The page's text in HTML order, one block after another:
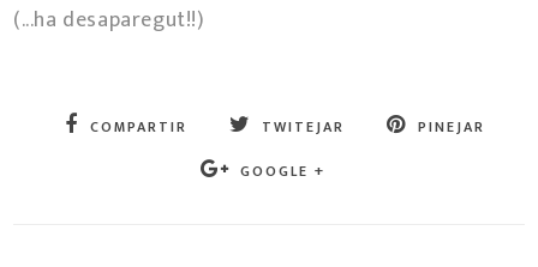
(...ha desaparegut!!)
COMPARTIR TWITEJAR
PINEJAR
GOOGLE +